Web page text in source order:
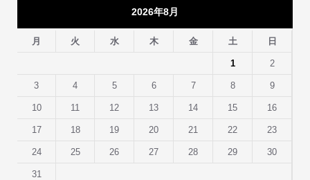
2026年8月
月 火 水 木 金 土 日
1 2
3 4 5 6 7 8 9
10 11 12 13 14 15 16
17 18 19 20 21 22 23
24 25 26 27 28 29 30
31